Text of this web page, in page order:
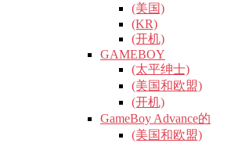
(美国)
(KR)
(开机)
GAMEBOY
(太平绅士)
(美国和欧盟)
(开机)
GameBoy Advance的
(美国和欧盟)